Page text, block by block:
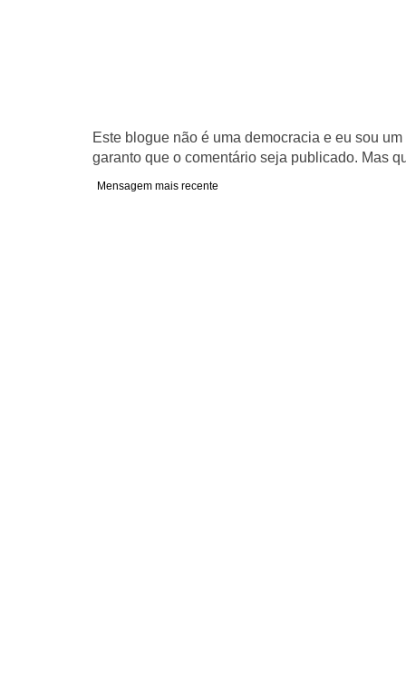
Este blogue não é uma democracia e eu sou
garanto que o comentário seja publicado. Mas
Mensagem mais recente